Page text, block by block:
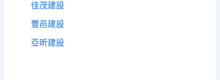
佳茂建設
豐邑建設
亞昕建設